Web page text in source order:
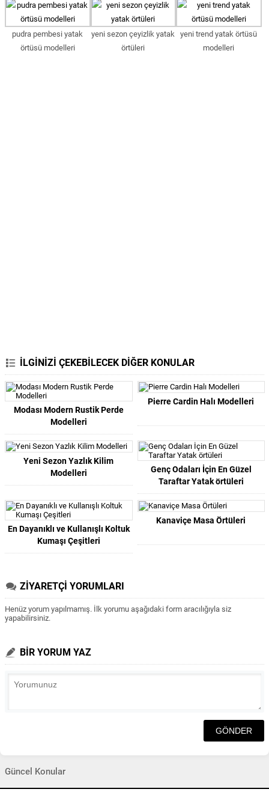
pudra pembesi yatak
örtüsü modelleri
yeni sezon çeyizlik yatak
örtüleri
yeni trend yatak örtüsü
modelleri
İLGİNİZİ ÇEKEBİLECEK DİĞER KONULAR
Modası Modern Rustik Perde
Modelleri
Pierre Cardin Halı Modelleri
Yeni Sezon Yazlık Kilim
Modelleri
Genç Odaları İçin En Güzel
Taraftar Yatak örtüleri
En Dayanıklı ve Kullanışlı Koltuk
Kumaşı Çeşitleri
Kanaviçe Masa Örtüleri
ZİYARETÇİ YORUMLARI
Henüz yorum yapılmamış. İlk yorumu aşağıdaki form aracılığıyla siz
yapabilirsiniz.
BİR YORUM YAZ
Güncel Konular